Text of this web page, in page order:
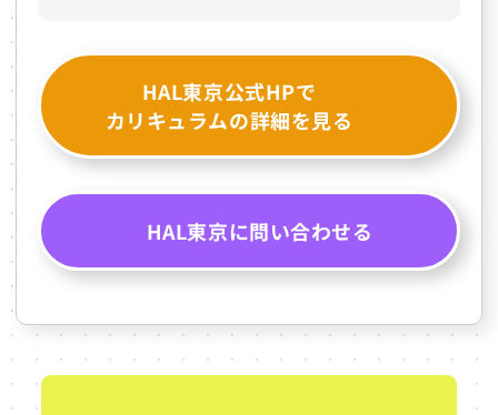
HAL東京公式HPで
カリキュラムの詳細を見る
HAL東京に問い合わせる